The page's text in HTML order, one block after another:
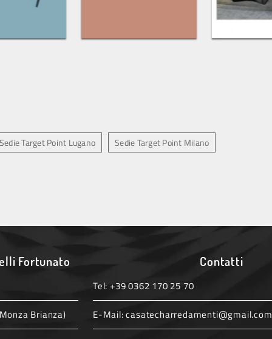
Sedie Target Point Lugano Sedie Target Point Milano
Fortunato
Brianza)
Contatti
Tel: +39 0362 170 25 70
E-Mail:casatecharredamenti@gmail.com